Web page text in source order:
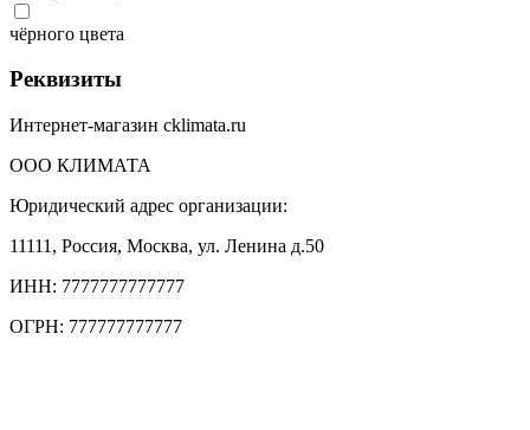
чёрного цвета
Реквизиты
Интернет-магазин cklimata.ru
ООО КЛИМАТА
Юридический адрес организации:
11111, Россия, Москва, ул. Ленина д.50
ИНН: 7777777777777
ОГРН: 777777777777